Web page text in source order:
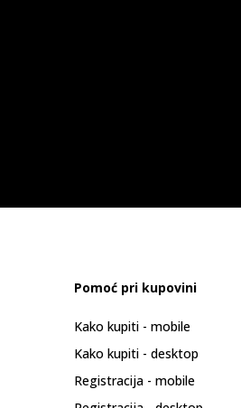
Pomoć pri kupovini
Kako kupiti - mobile
Kako kupiti - desktop
Registracija - mobile